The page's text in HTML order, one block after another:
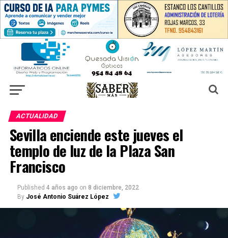
ACTUALIDAD
Sevilla enciende este jueves el
templo de luz de la Plaza San
Francisco
Published 4 años ago on 8 diciembre, 2022
By José Antonio Suárez López